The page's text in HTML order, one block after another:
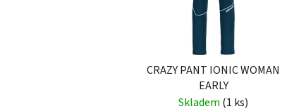
CRAZY PANT IONIC WOMAN
EARLY
Skladem (1 ks)